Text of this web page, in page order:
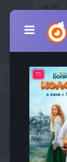
TS